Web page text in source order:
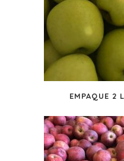
EMPAQUE 2